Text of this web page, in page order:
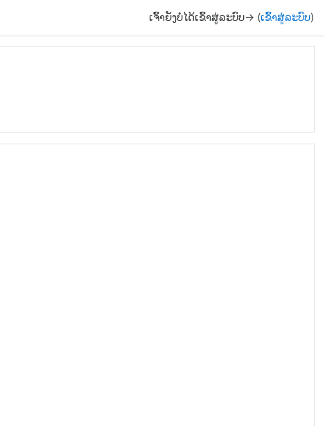
ເຈົ້າຍັງບໍ່ໄດ້ເຂົ້າສູ່ລະບົບ-> (ເຂົ້າສູ່ລະບົບ)